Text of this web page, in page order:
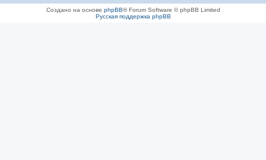
Создано на основе phpBB® Forum Software © phpBB Limited
Русская поддержка phpBB